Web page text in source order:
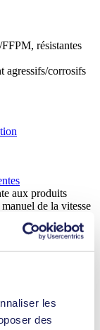
les
des
résistantes
agressifs/corrosifs
aux produits
de la vitesse
à revêtement
gamme